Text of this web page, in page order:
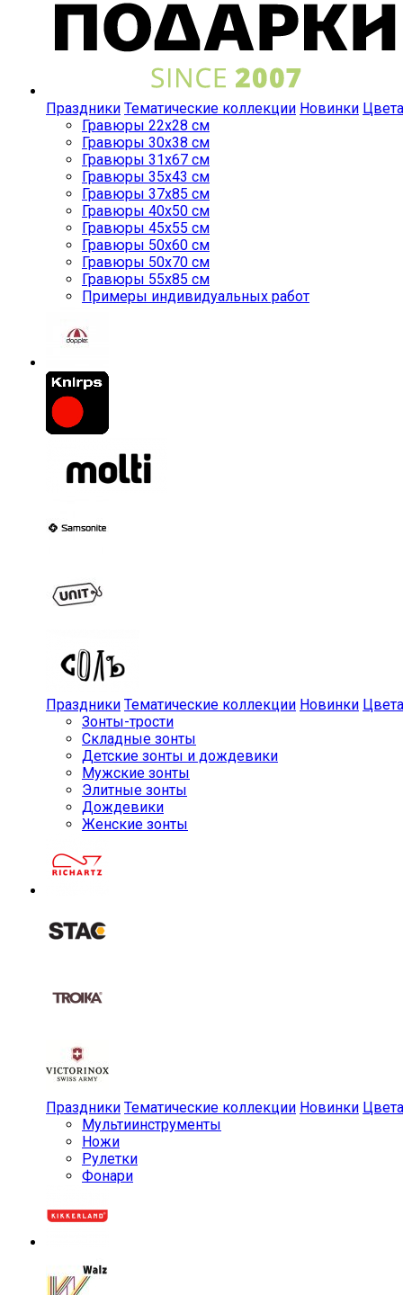
Праздники Тематические коллекции Новинки Цвета
Гравюры 22x28 см
Гравюры 30x38 см
Гравюры 31x67 см
Гравюры 35x43 см
Гравюры 37x85 см
Гравюры 40x50 см
Гравюры 45x55 см
Гравюры 50x60 см
Гравюры 50x70 см
Гравюры 55x85 см
Примеры индивидуальных работ
Праздники Тематические коллекции Новинки Цвета
Зонты-трости
Складные зонты
Детские зонты и дождевики
Мужские зонты
Элитные зонты
Дождевики
Женские зонты
Праздники Тематические коллекции Новинки Цвета
Мульти­инструменты
Ножи
Рулетки
Фонари